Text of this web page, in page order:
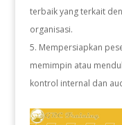
terbaik yang terkait
organisasi.
5. Mempersiapkan
memimpin atau
kontrol internal dan